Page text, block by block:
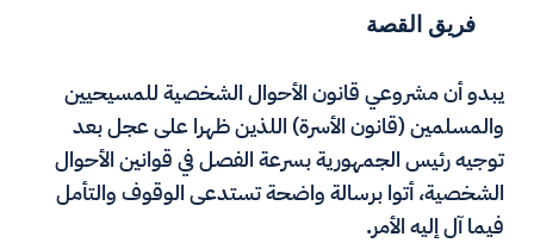
فريق القصة
يبدو أن مشروعي قانون الأحوال الشخصية للمسيحيين
والمسلمين (قانون الأسرة) اللذين ظهرا على عجل بعد
توجيه رئيس الجمهورية بسرعة الفصل في قوانين الأحوال
الشخصية، أتوا برسالة واضحة تستدعى الوقوف والتأمل
فيما آل إليه الأمر.